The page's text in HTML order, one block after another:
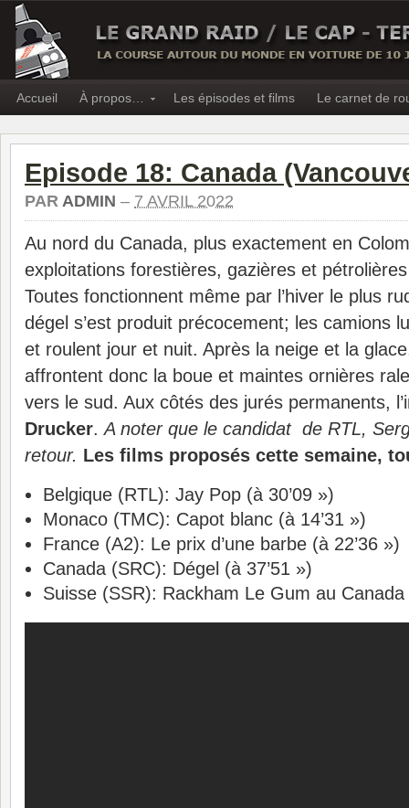
Accueil À propos… Les épisodes et films Le carnet de
Episode 18: Canada
PAR ADMIN – 7 AVRIL 2022
Au nord du Canada, plus exactement en
exploitations forestières, gazières et
Toutes fonctionnent même par l’hiver le plus
dégel s’est produit précocement; les camions
et roulent jour et nuit. Après la neige et la
affrontent donc la boue et maintes ornières
vers le sud. Aux côtés des jurés permanents,
Drucker.A noter que le candidat de RTL,
retour. Les films proposés cette semaine,
Belgique (RTL): Jay Pop (à 30’09 »)
Monaco (TMC): Capot blanc (à 14’31 »)
France (A2): Le prix d’une barbe (à 22’36 »)
Canada (SRC): Dégel (à 37’51 »)
Suisse (SSR): Rackham Le Gum au Canada